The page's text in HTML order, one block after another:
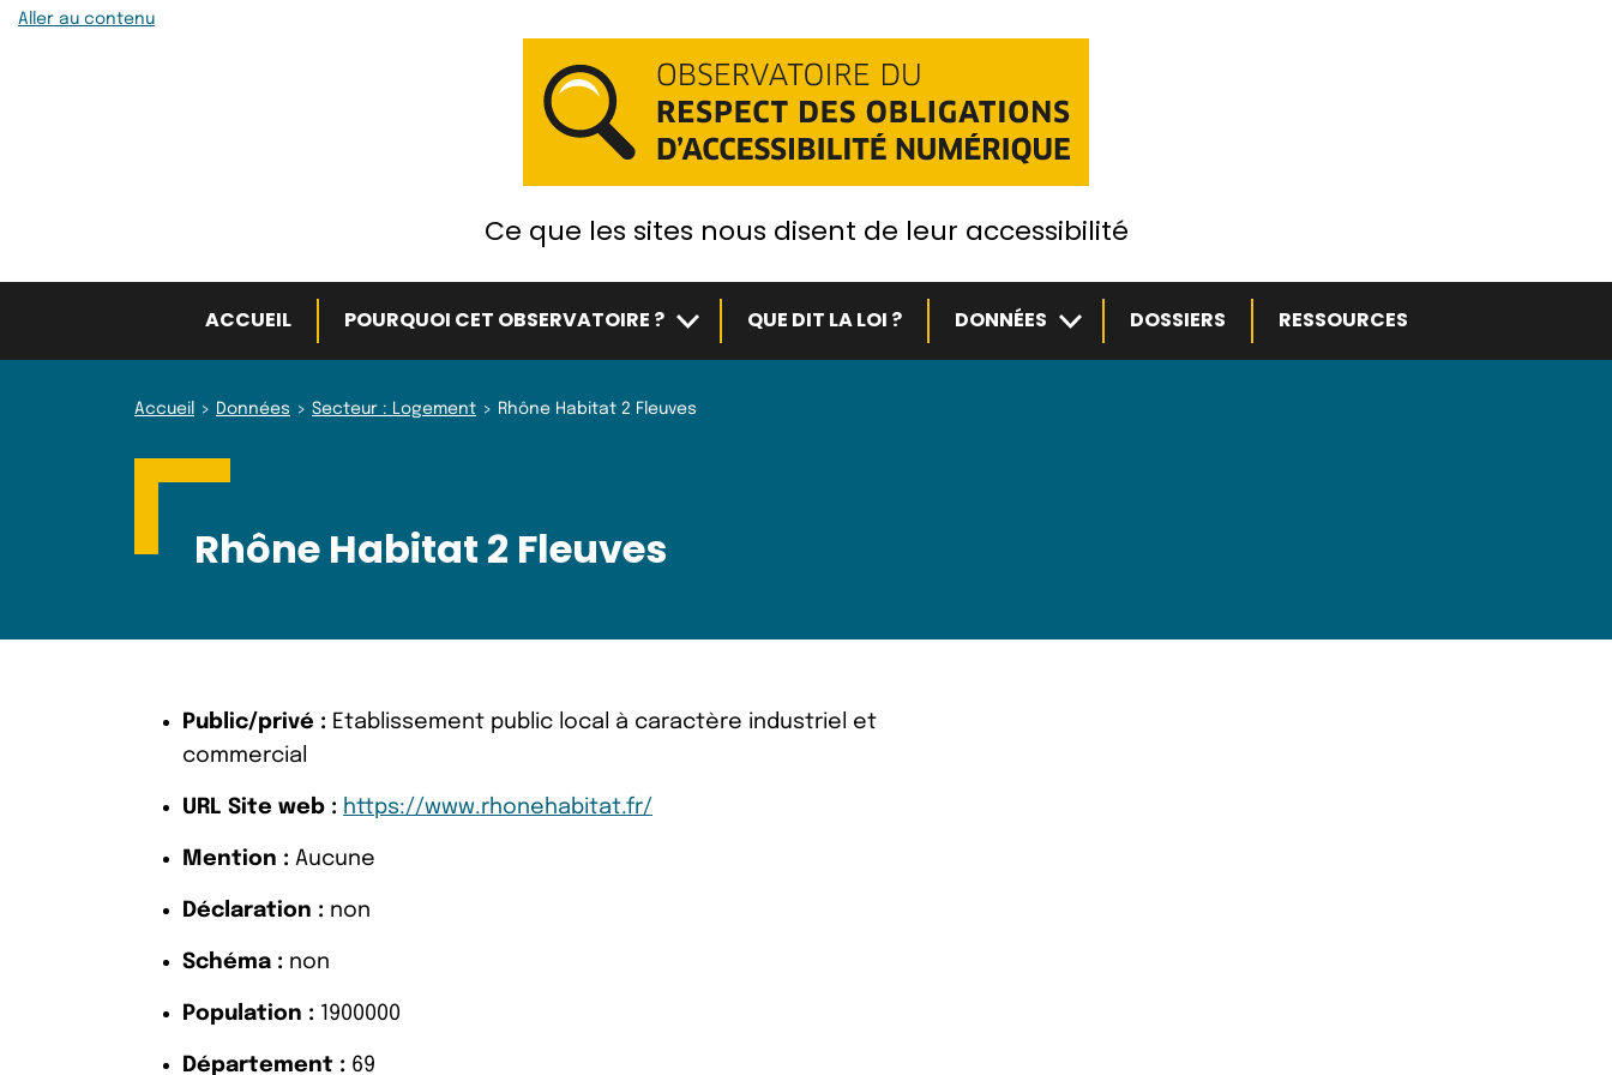
Aller au contenu
Ce que les sites nous disent de leur accessibilité
ACCUEIL POURQUOI CET OBSERVATOIRE ? Sous-menuQUE DIT LA LOI ? DONNÉES Sous-menuDOSSIERS RESSOURCES
Accueil Données Secteur : Logement Rhône Habitat 2 Fleuves
Rhône Habitat 2 Fleuves
Public/privé : Etablissement public local à caractère industriel et
commercial
URL Site web : https://www.rhonehabitat.fr/
Mention : Aucune
Déclaration : non
Schéma : non
Population : 1900000
Département : 69